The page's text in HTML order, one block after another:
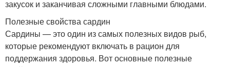
закусок и заканчивая сложными главными блюдами.
Полезные свойства сардин
Сардины — это один из самых полезных видов рыб,
которые рекомендуют включать в рацион для
поддержания здоровья. Вот основные полезные